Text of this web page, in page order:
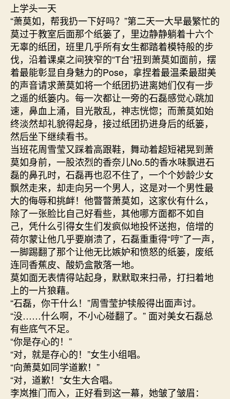
上学头一天
“萧莫如，帮我扔一下好吗？”第二天一大早最繁忙的
莫过于教室后面那个纸篓了，里边静静躺着十六个
无辜的纸团，班里几乎所有女生都踏着模特般的步
伐，沿着课桌之间狭窄的“T台”扭到萧莫如面前，摆
着最能彰显自身魅力的Pose，拿捏着最温柔最甜美
的声音请求萧莫如将一个纸团扔进离她们仅有一步
之遥的纸篓内。每一次都让一旁的石磊感觉心跳加
速，鼻血上涌，目光散乱，神志恍惚；而萧莫如始
终淡然却礼貌得起身，接过纸团扔进身后的纸篓，
然后坐下继续看书。
当班花周雪莹又踩着高跟鞋，舞动着超短裙晃到萧
莫如身前，一股浓烈的香奈儿No.5的香水味飘进石
磊的鼻孔时，石磊再也忍不住了，一个个妙龄少女
飘然走来，却走向另一个男人，这是对一个男性最
大的侮辱和挑衅！他瞥瞥萧莫如，这家伙有什么，
除了一张脸比自己好看些，其他哪方面都不如自
己，凭什么引得女生们发疯似地投怀送抱，倍增的
荷尔蒙让他几乎要崩溃了，石磊重重得“哼”了一声，
一脚踢翻了那个让他无比嫉妒和愤怒的纸篓，废纸
连同香蕉皮、酸奶盒散落一地。
莫如面无表情得站起身，默默取来扫帚，打扫着地
上的一片狼藉。
“石磊，你干什么！”周雪莹护犊般得出面声讨。
“没……什么啊，不小心碰翻了。” 面对美女石磊总
有些底气不足。
“你是存心的！”
“对，就是存心的！”女生小组唱。
“向萧莫如同学道歉！”
“对，道歉！”女生大合唱。
李岚推门而入，正好看到这一幕，她皱了皱眉：